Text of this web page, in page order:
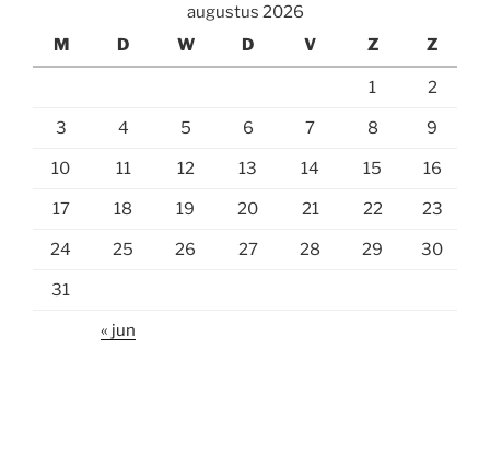
augustus 2026
M
D W D V Z Z
1 2
3 4 5 6 7 8 9
10 11 12 13 14 15 16
17 18 19 20 21 22 23
24 25 26 27 28 29 30
31
« jun